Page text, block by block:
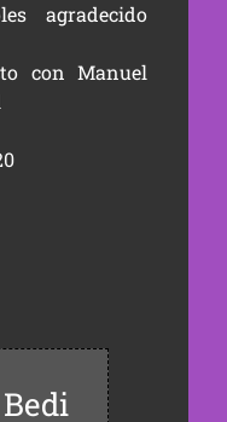
agradecido
con Manuel